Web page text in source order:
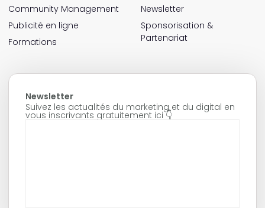
Community Management
Publicité en ligne
Formations
Newsletter
Sponsorisation &
Partenariat
Newsletter
Suivez les actualités du marketing et du digital en
vous inscrivants gratuitement ici 👇